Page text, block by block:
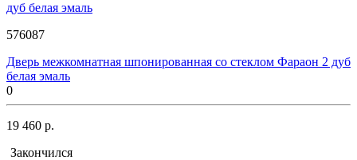
576087
Дверь межкомнатная шпонированная со стеклом Фараон 2 дуб
белая эмаль
0
19 460 р.
Закончился